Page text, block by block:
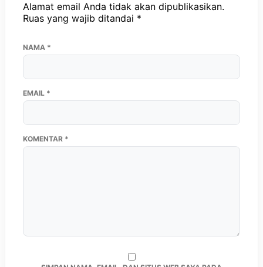
Alamat email Anda tidak akan dipublikasikan.
Ruas yang wajib ditandai *
KOMENTAR *
NAMA *
EMAIL *